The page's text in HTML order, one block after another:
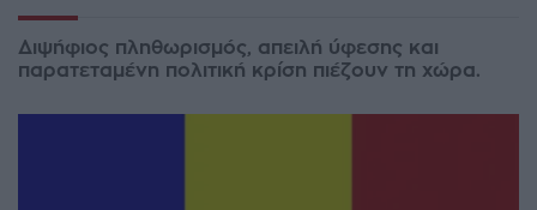
Διψήφιος πληθωρισμός, απειλή ύφεσης και
παρατεταμένη πολιτική κρίση πιέζουν τη χώρα.